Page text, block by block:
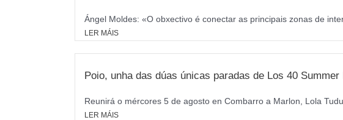
Ángel Moldes: «O obxectivo é conectar as principais zonas de
LER MÁIS
Poio, unha das dúas únicas paradas de Los 40
Reunirá o mércores 5 de agosto en Combarro a Marlon, Lola
LER MÁIS